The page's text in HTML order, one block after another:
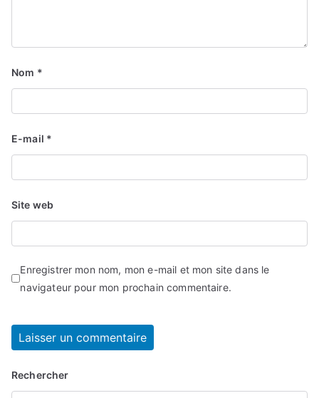
Nom *
E-mail *
Site web
Enregistrer mon nom, mon e-mail et mon site dans le
navigateur pour mon prochain commentaire.
Rechercher